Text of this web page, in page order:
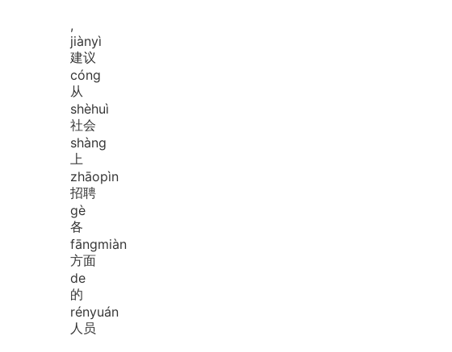
,
jiànyì
建议
cóng
从
shèhuì
社会
shàng
上
zhāopìn
招聘
gè
各
fāngmiàn
方面
de
的
rényuán
人员